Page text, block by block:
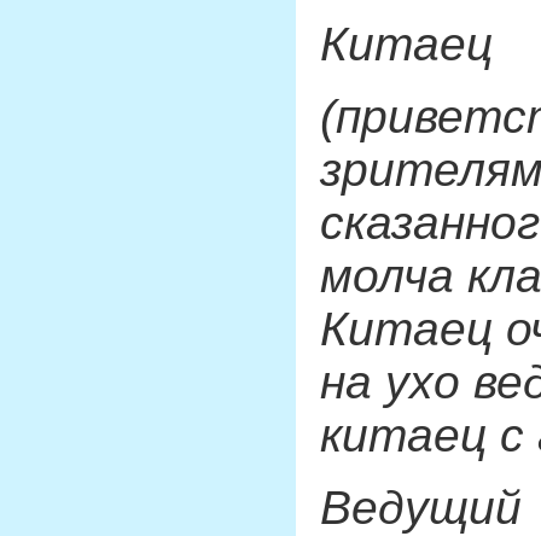
Китаец
молча
Китаец
на ухо
китаец с
Ведущий